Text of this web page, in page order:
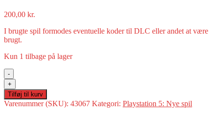
200,00 kr.
I brugte spil formodes eventuelle koder til DLC eller andet at være
brugt.
Kun 1 tilbage på lager
-
Chernobylite
(PS5:
Ny)
antal
+
Tilføj til kurv
Varenummer (SKU): 43067 Kategori: Playstation 5: Nye spil